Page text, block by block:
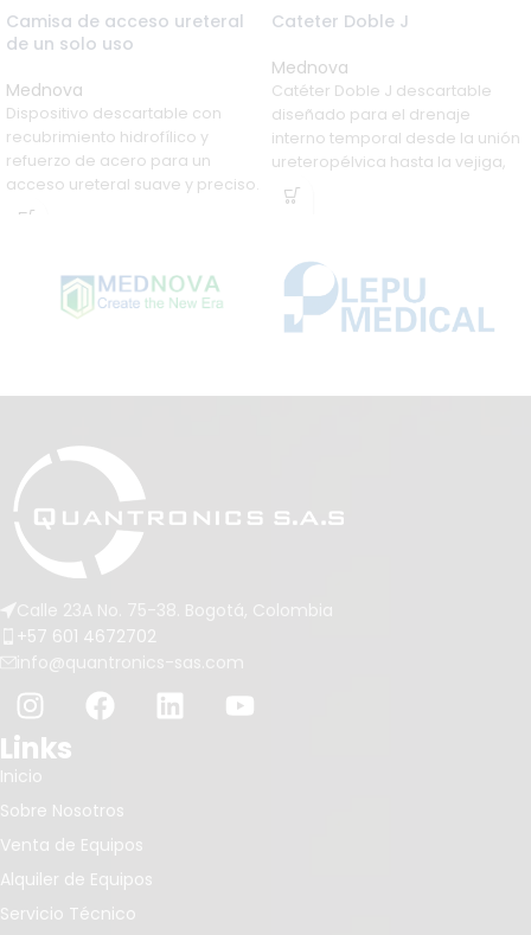
Camisa de acceso ureteral
de un solo uso
Mednova
Dispositivo descartable con
recubrimiento hidrofílico y
refuerzo de acero para un
acceso ureteral suave y preciso.
Punta cónica ajustable y
endoscopios en
procedimientos urológicos.
Cateter Doble J
Mednova
Catéter Doble J descartable
diseñado para el drenaje
interno temporal desde la unión
ureteropélvica hasta la vejiga,
con gran luz interna, flujo suave y
máxima biocompatibilidad.
Calle 23A No. 75-38. Bogotá, Colombia
+57 601 4672702
info@quantronics-sas.com
Links
Inicio
Sobre Nosotros
Venta de Equipos
Alquiler de Equipos
Servicio Técnico